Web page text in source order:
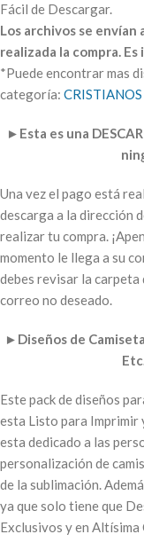
Fácil de Descargar.
Los archivos se
realizada la compra.
*Puede encontrar mas
categoría: CRISTIANOS
► Esta es una
Una vez el pago está
descarga a la dirección
realizar tu compra.
momento le llega a su
debes revisar la carpeta
correo no deseado.
► Diseños de
Este pack de diseños
esta Listo para Imprimir
esta dedicado a las
personalización de
de la sublimación.
ya que solo tiene que
Exclusivos y en Altísima